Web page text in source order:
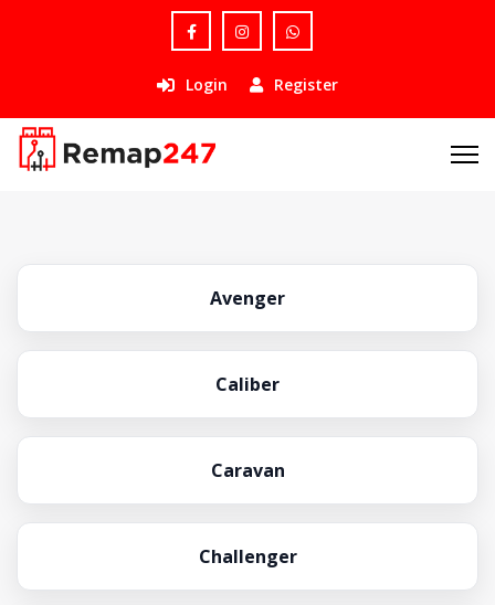
Login Register
Avenger
Caliber
Caravan
Challenger